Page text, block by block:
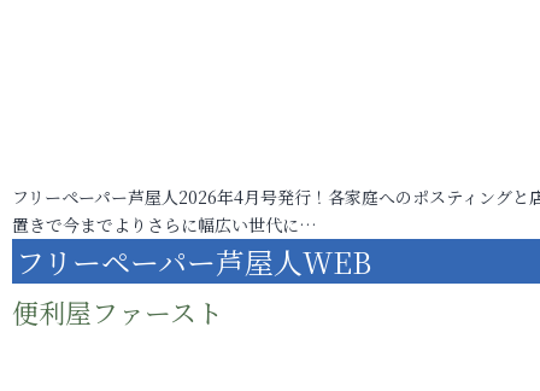
フリーペーパー芦屋人2026年4月号発行！各家庭へのポスティングと
置きで今までよりさらに幅広い世代に…
フリーペーパー芦屋人WEB
便利屋ファースト